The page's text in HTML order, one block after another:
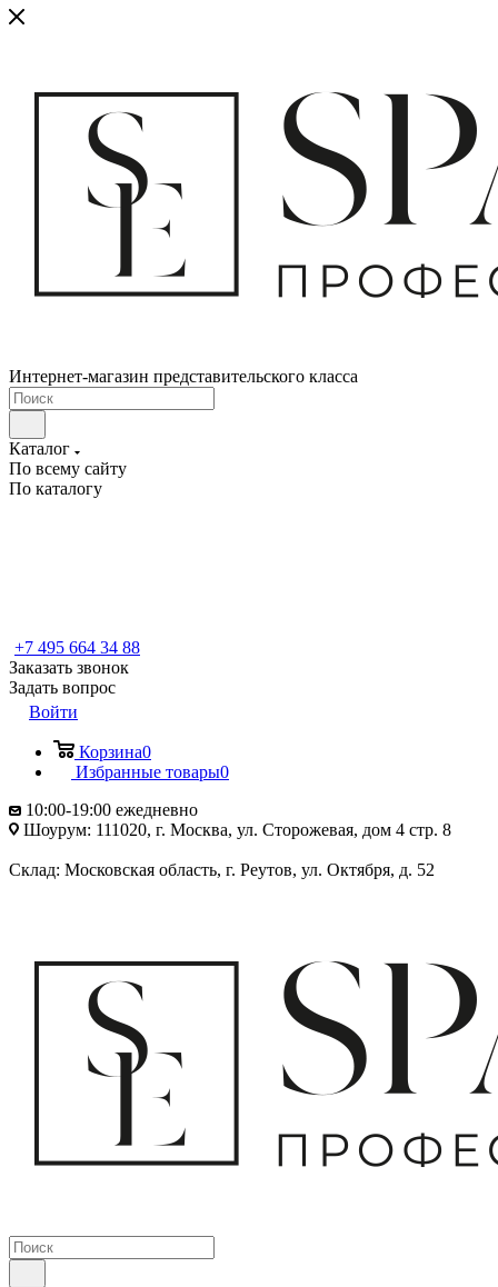
Интернет-магазин представительского класса
Каталог
По всему сайту
По каталогу
+7 495 664 34 88
Заказать звонок
Задать вопрос
Войти
Корзина0
Избранные товары0
10:00-19:00 ежедневно
Шоурум: 111020, г. Москва, ул. Сторожевая, дом 4 стр. 8
Склад: Московская область, г. Реутов, ул. Октября, д. 52